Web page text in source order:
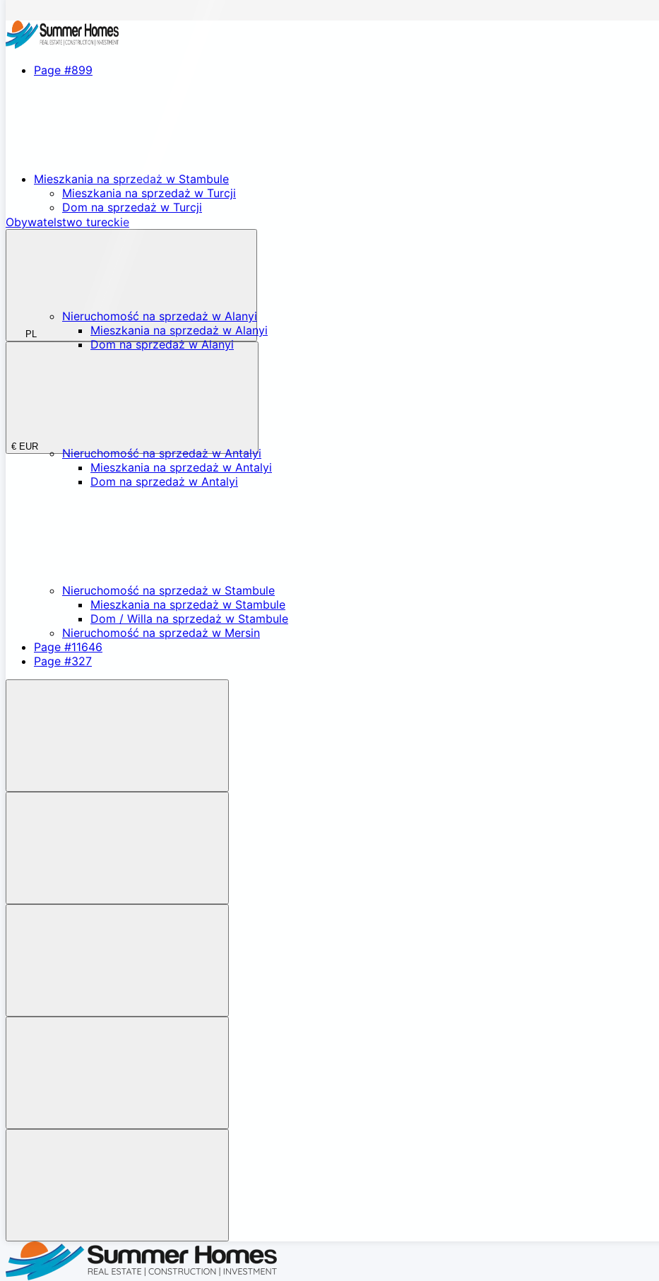
Obywatelstwo tureckie
PL
€ EUR
Page #899
Mieszkania na sprzedaż w Stambule
Mieszkania na sprzedaż w Turcji
Dom na sprzedaż w Turcji
Nieruchomość na sprzedaż w Alanyi
Mieszkania na sprzedaż w Alanyi
Dom na sprzedaż w Alanyi
Nieruchomość na sprzedaż w Antalyi
Mieszkania na sprzedaż w Antalyi
Dom na sprzedaż w Antalyi
Nieruchomość na sprzedaż w Stambule
Mieszkania na sprzedaż w Stambule
Dom / Willa na sprzedaż w Stambule
Nieruchomość na sprzedaż w Mersin
Page #11646
Page #327